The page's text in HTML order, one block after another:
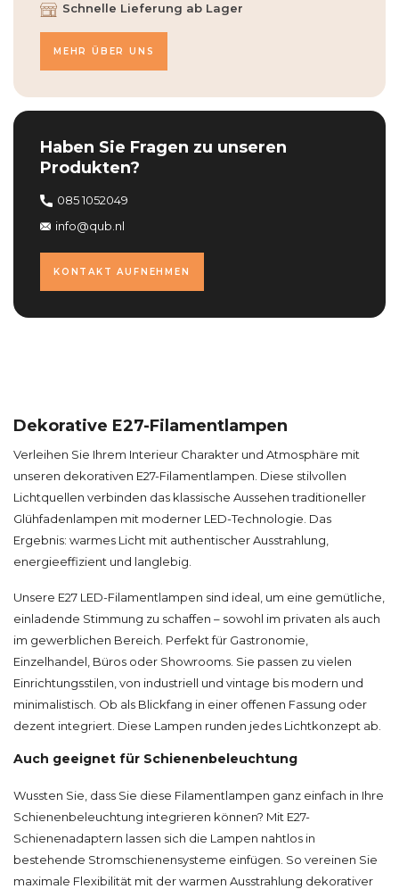
Haben Sie Fragen zu unseren
Produkten?
085 1052049
info@qub.nl
KONTAKT AUFNEHMEN
Schnelle Lieferung ab Lager
MEHR ÜBER UNS
Dekorative E27-Filamentlampen
Verleihen Sie Ihrem Interieur Charakter und Atmosphäre mit
unseren dekorativen E27-Filamentlampen. Diese stilvollen
Lichtquellen verbinden das klassische Aussehen traditioneller
Glühfadenlampen mit moderner LED-Technologie. Das
Ergebnis: warmes Licht mit authentischer Ausstrahlung,
energieeffizient und langlebig.
Unsere E27 LED-Filamentlampen sind ideal, um eine gemütliche,
einladende Stimmung zu schaffen – sowohl im privaten als auch
im gewerblichen Bereich. Perfekt für Gastronomie,
Einzelhandel, Büros oder Showrooms. Sie passen zu vielen
Einrichtungsstilen, von industriell und vintage bis modern und
minimalistisch. Ob als Blickfang in einer offenen Fassung oder
dezent integriert. Diese Lampen runden jedes Lichtkonzept ab.
Auch geeignet für Schienenbeleuchtung
Wussten Sie, dass Sie diese Filamentlampen ganz einfach in Ihre
Schienenbeleuchtung integrieren können? Mit E27-
Schienenadaptern lassen sich die Lampen nahtlos in
bestehende Stromschienensysteme einfügen. So vereinen Sie
maximale Flexibilität mit der warmen Ausstrahlung dekorativer